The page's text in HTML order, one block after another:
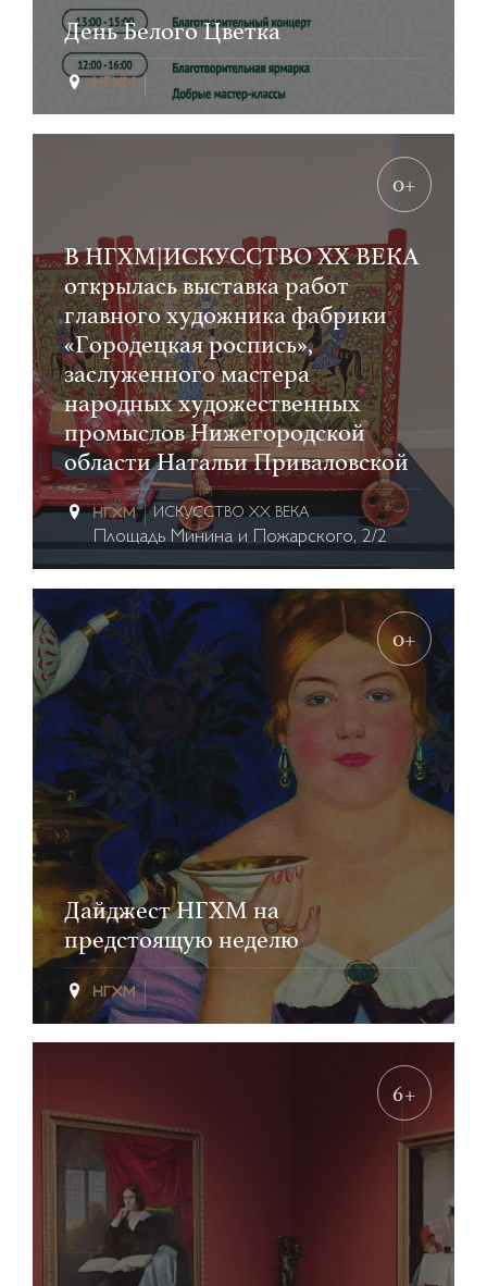
День Белого Цветка
0+
В НГХМ|ИСКУССТВО ХХ ВЕКА
открылась выставка работ
главного художника фабрики
«Городецкая роспись»,
заслуженного мастера
народных художественных
промыслов Нижегородской
области Натальи Приваловской
ИСКУССТВО XX ВЕКА
Площадь Минина и Пожарского, 2/2
0+
Дайджест НГХМ на
предстоящую неделю
6+